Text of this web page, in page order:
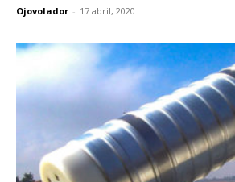
Ojovolador - 17 abril, 2020